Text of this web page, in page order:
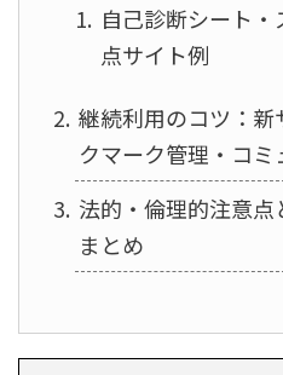
自己診断シート
点サイト例
継続利用のコツ：新
クマーク管理・コミ
法的・倫理的注意
まとめ